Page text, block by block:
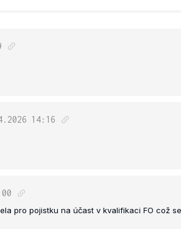
14:16
pro pojistku na účast v kvalifikaci FO což